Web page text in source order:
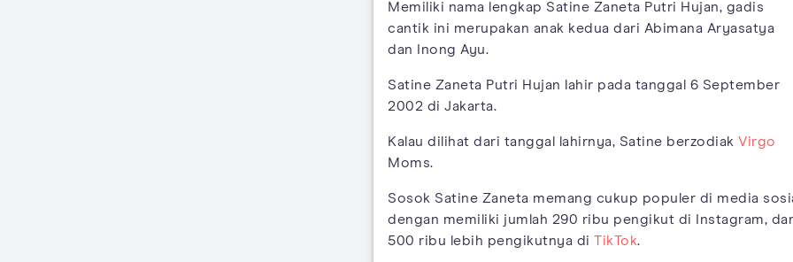
Memiliki nama lengkap Satine Zaneta Putri Hujan, gadis
cantik ini merupakan anak kedua dari Abimana Aryasatya
dan Inong Ayu.
Satine Zaneta Putri Hujan lahir pada tanggal 6 September
2002 di Jakarta.
Kalau dilihat dari tanggal lahirnya, Satine berzodiak Virgo
Moms.
Sosok Satine Zaneta memang cukup populer di media
dengan memiliki jumlah 290 ribu pengikut di Instagram,
500 ribu lebih pengikutnya di TikTok.